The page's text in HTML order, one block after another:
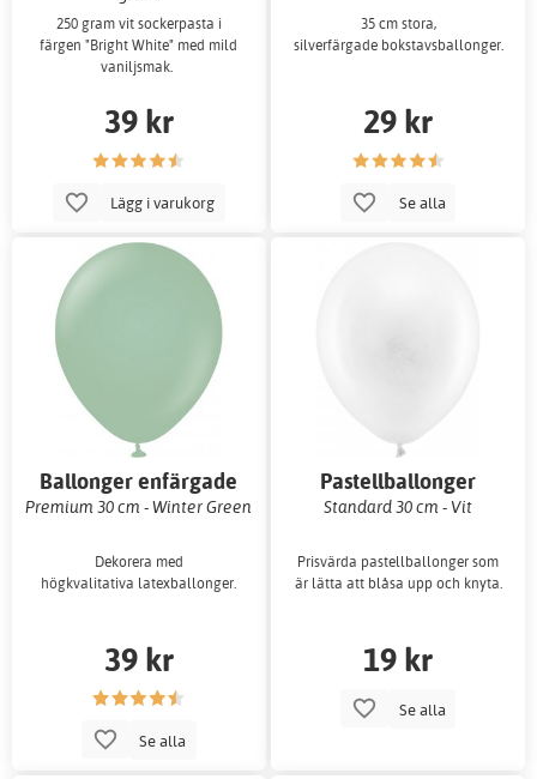
250 gram vit sockerpasta i
färgen "Bright White" med mild
vaniljsmak.
39 kr
Lägg i varukorg
35 cm stora,
silverfärgade bokstavsballonger.
29 kr
Se alla
Ballonger enfärgade
Premium 30 cm - Winter Green
Dekorera med
högkvalitativa latexballonger.
39 kr
Se alla
Pastellballonger
Standard 30 cm - Vit
Prisvärda pastellballonger som
är lätta att blåsa upp och knyta.
19 kr
Se alla